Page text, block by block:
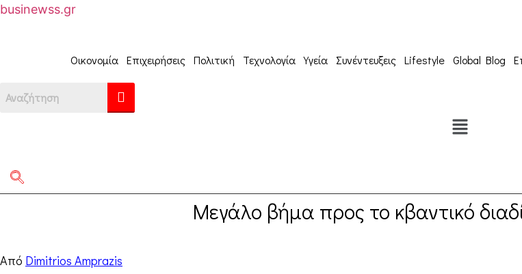
businewss.gr
Οικονομία Επιχειρήσεις Πολιτική Τεχνολογία Υγεία Συνέντευξεις Lifestyle Global Blog
Μεγάλο βήμα προς το κβαντικό
Από Dimitrios Amprazis